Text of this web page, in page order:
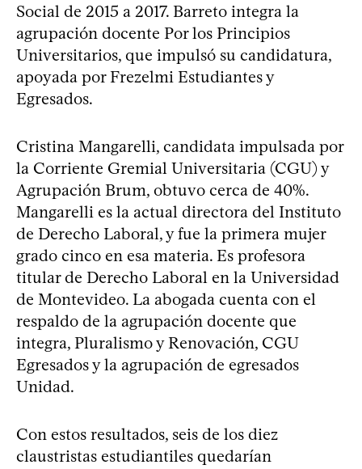
Social de 2015 a 2017. Barreto integra la
agrupación docente Por los Principios
Universitarios, que impulsó su candidatura,
apoyada por Frezelmi Estudiantes y
Egresados.
Cristina Mangarelli, candidata impulsada por
la Corriente Gremial Universitaria (CGU) y
Agrupación Brum, obtuvo cerca de 40%.
Mangarelli es la actual directora del Instituto
de Derecho Laboral, y fue la primera mujer
grado cinco en esa materia. Es profesora
titular de Derecho Laboral en la Universidad
de Montevideo. La abogada cuenta con el
respaldo de la agrupación docente que
integra, Pluralismo y Renovación, CGU
Egresados y la agrupación de egresados
Unidad.
Con estos resultados, seis de los diez
claustristas estudiantiles quedarían